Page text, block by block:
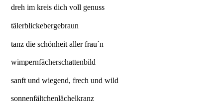
dreh im kreis dich voll genuss
tälerblickebergebraun
tanz die schönheit aller frau´n
wimpernfächerschattenbild
sanft und wiegend, frech und wild
sonnenfältchenlächelkranz